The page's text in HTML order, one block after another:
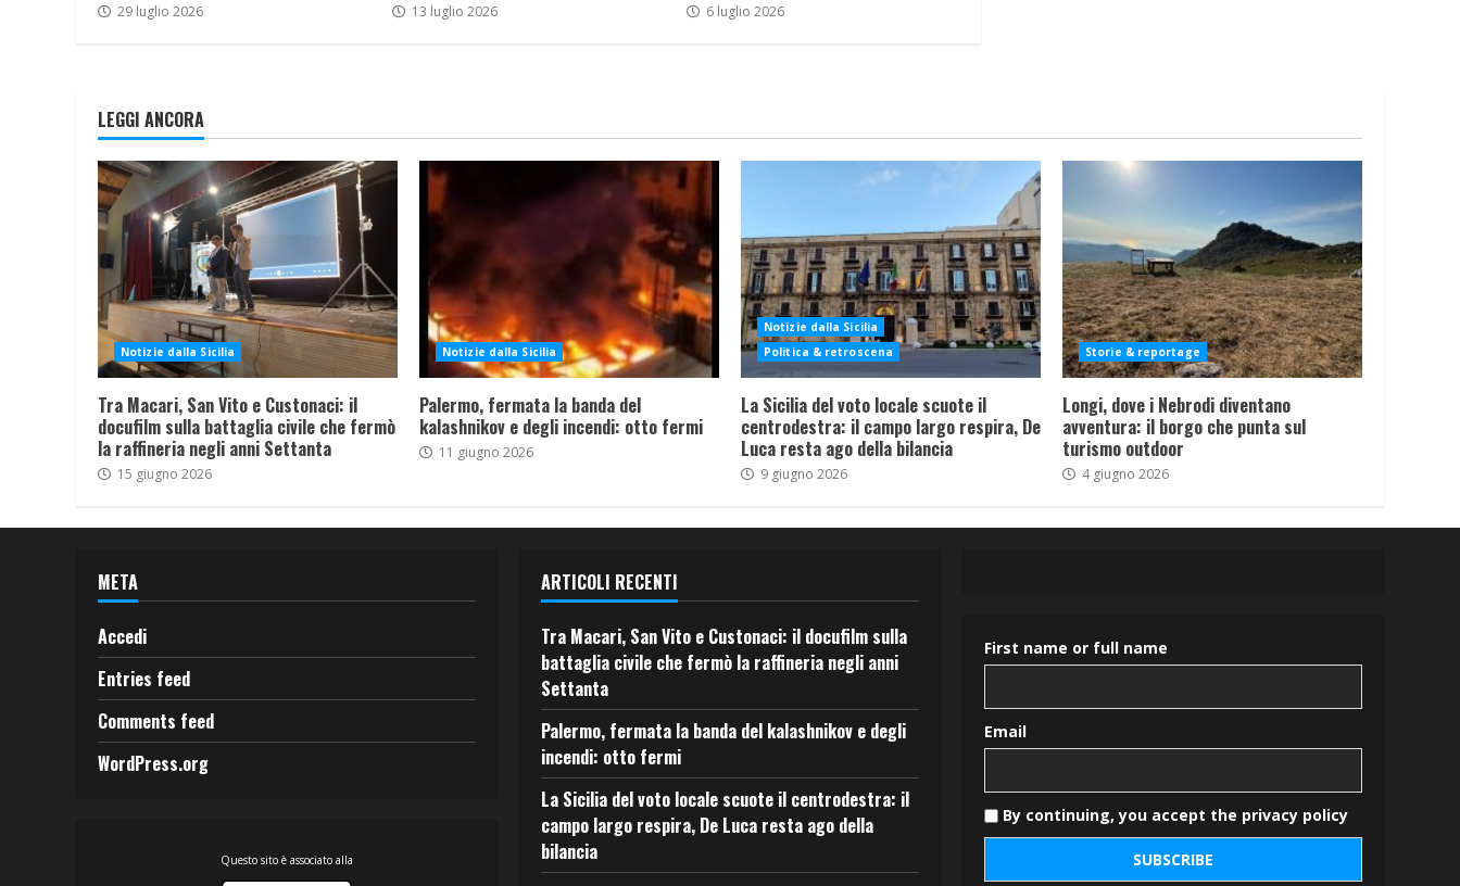
29 luglio 2026 13 luglio 2026 6 luglio 2026
LEGGI ANCORA
Notizie dalla Sicilia
Tra Macari, San Vito e Custonaci: il
docufilm sulla battaglia civile che fermò
la raffineria negli anni Settanta
15 giugno 2026
Notizie dalla Sicilia
Palermo, fermata la banda del
kalashnikov e degli incendi: otto fermi
11 giugno 2026
Notizie dalla Sicilia
Politica & retroscena
La Sicilia del voto locale scuote il
centrodestra: il campo largo respira, De
Luca resta ago della bilancia
9 giugno 2026
Storie & reportage
Longi, dove i Nebrodi diventano
avventura: il borgo che punta sul
turismo outdoor
4 giugno 2026
META
Accedi
Entries feed
Comments feed
WordPress.org
Questo sito è associato alla
ARTICOLI RECENTI
Tra Macari, San Vito e Custonaci: il docufilm sulla
battaglia civile che fermò la raffineria negli anni
Settanta
Palermo, fermata la banda del kalashnikov e degli
incendi: otto fermi
La Sicilia del voto locale scuote il centrodestra: il
campo largo respira, De Luca resta ago della
bilancia
First name or full name
Email
By continuing, you accept the privacy policy